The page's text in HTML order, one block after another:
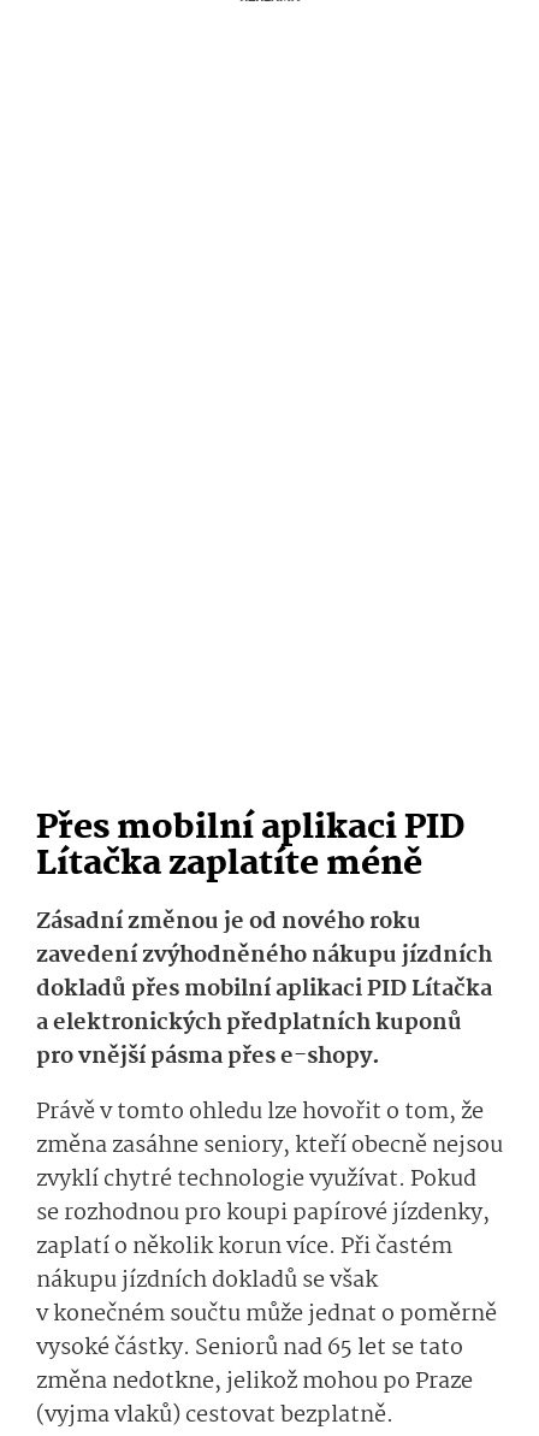
Přes mobilní aplikaci PID
Lítačka zaplatíte méně
Zásadní změnou je od nového roku
zavedení zvýhodněného nákupu jízdních
dokladů přes mobilní aplikaci PID Lítačka
a elektronických předplatních kuponů
pro vnější pásma přes e-shopy.
Právě v tomto ohledu lze hovořit o tom, že
změna zasáhne seniory, kteří obecně nejsou
zvyklí chytré technologie využívat. Pokud
se rozhodnou pro koupi papírové jízdenky,
zaplatí o několik korun více. Při častém
nákupu jízdních dokladů se však
v konečném součtu může jednat o poměrně
vysoké částky. Seniorů nad 65 let se tato
změna nedotkne, jelikož mohou po Praze
(vyjma vlaků) cestovat bezplatně.